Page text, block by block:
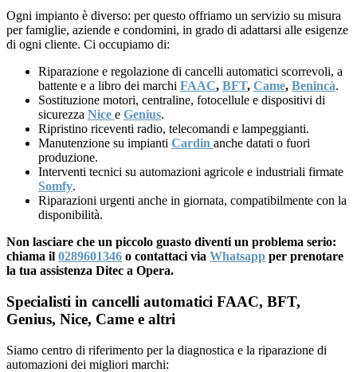
Ogni impianto è diverso: per questo offriamo un servizio su misura
per famiglie, aziende e condomini, in grado di adattarsi alle esigenze
di ogni cliente. Ci occupiamo di:
Riparazione e regolazione di cancelli automatici scorrevoli, a
battente e a libro dei marchi FAAC, BFT, Came, Benincà.
Sostituzione motori, centraline, fotocellule e dispositivi di
sicurezza Nice e Genius.
Ripristino riceventi radio, telecomandi e lampeggianti.
Manutenzione su impianti Cardin anche datati o fuori
produzione.
Interventi tecnici su automazioni agricole e industriali firmate
Somfy.
Riparazioni urgenti anche in giornata, compatibilmente con la
disponibilità.
Non lasciare che un piccolo guasto diventi un problema serio:
chiama il 0289601346 o contattaci via Whatsapp per prenotare
la tua assistenza Ditec a Opera.
Specialisti in cancelli automatici FAAC, BFT,
Genius, Nice, Came e altri
Siamo centro di riferimento per la diagnostica e la riparazione di
automazioni dei migliori marchi: